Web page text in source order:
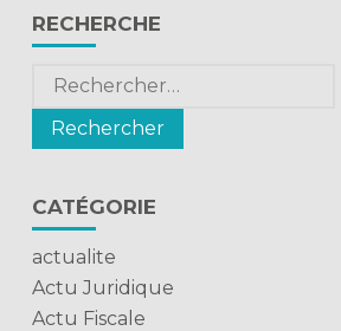
Blog
sidebar
RECHERCHE
Rechercher :
CATÉGORIE
actualite
Actu Juridique
Actu Fiscale